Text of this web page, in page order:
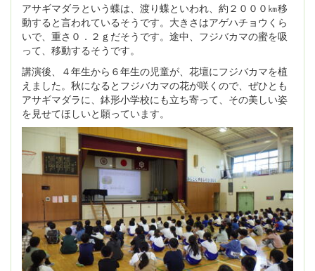
アサギマダラという蝶は、渡り蝶といわれ、約２０００㎞移
動すると言われているそうです。大きさはアゲハチョウくら
いで、重さ０．２ｇだそうです。途中、フジバカマの蜜を吸
って、移動するそうです。
講演後、４年生から６年生の児童が、花壇にフジバカマを植
えました。秋になるとフジバカマの花が咲くので、ぜひとも
アサギマダラに、鉢形小学校にも立ち寄って、その美しい姿
を見せてほしいと願っています。